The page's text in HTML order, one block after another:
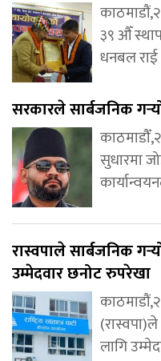
३९ औँ
धनबल राई
सरकारले सार्बजनिक
सुधारमा
रास्वपाले सार्बजनिक
उम्मेदवार छनोट रुपरेखा
लागि